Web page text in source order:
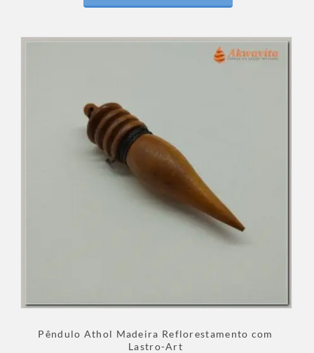
Pêndulo Athol Madeira Reflorestamento com
Lastro-Art